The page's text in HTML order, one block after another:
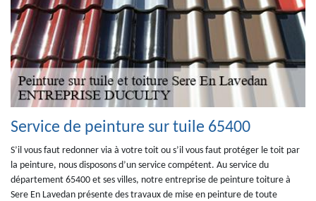
Service de peinture sur tuile 65400
S’il vous faut redonner via à votre toit ou s’il vous faut protéger le toit par
la peinture, nous disposons d’un service compétent. Au service du
département 65400 et ses villes, notre entreprise de peinture toiture à
Sere En Lavedan présente des travaux de mise en peinture de toute